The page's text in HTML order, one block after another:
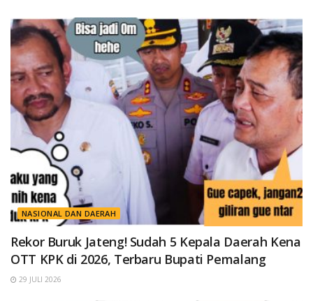
NASIONAL DAN DAERAH
Rekor Buruk Jateng! Sudah 5 Kepala Daerah Kena
OTT KPK di 2026, Terbaru Bupati Pemalang
29 JULI 2026